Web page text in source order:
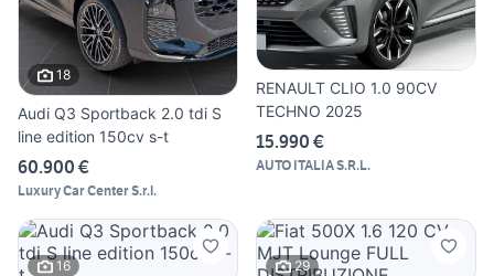
18
Audi Q3 Sportback 2.0 tdi S
line edition 150cv s-t
60.900 €
Luxury Car Center S.r.l.
RENAULT CLIO 1.0 90CV
TECHNO 2025
15.990 €
AUTO ITALIA S.R.L.
16 29